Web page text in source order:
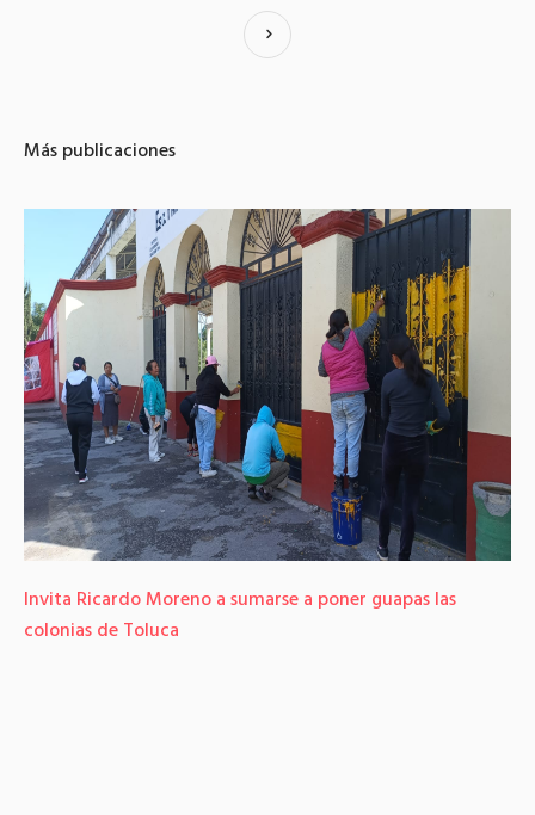
Más publicaciones
Invita Ricardo Moreno a sumarse a poner guapas las
colonias de Toluca